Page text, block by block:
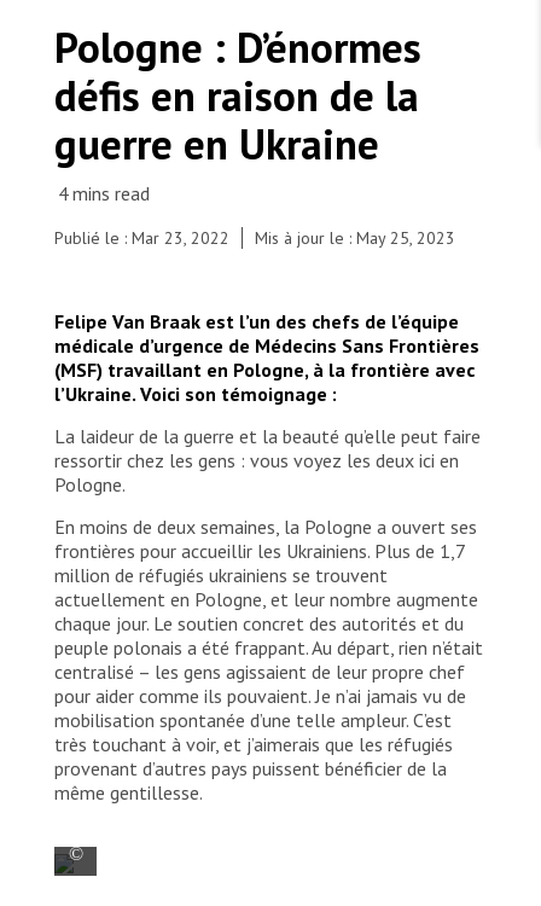
Les États négligent leur obligation de protéger les
personnes civiles et les services de santé en temps
de guerre
Urgence Ebola
Séismes au Venezuela : conséquences et intervention
de MSF
Dons des fondations
Partenariat d’entreprise
Les Amis de MSF
Devenez bénévoles au Canada
Travailler avec MSF
Travailler à l’étranger
Travailler au Canada
Nous recrutons : Logisticien ou logisticienne
technique
A man who has just crossed the Ukrainian border
into Poland pulls his luggage through the Medyka
border crossing. From Medyka, people can get
border crossing (as of 10 March) is very busy with
Polish and international volunteers. Piles of
donated clothes, blankets, toys, baby milk and pet
food line the entrance to the border. The border
point has people constantly arriving from and
departing back to Ukraine.
© Paweł Banaszczyk/MSF
Pologne : D’énormes
défis en raison de la
guerre en Ukraine
Publié le : Mar 23, 2022 Mis à jour le : May 25, 2023
Felipe Van Braak est l’un des chefs de l’équipe
médicale d’urgence de Médecins Sans Frontières
(MSF) travaillant en Pologne, à la frontière avec
l’Ukraine. Voici son témoignage :
La laideur de la guerre et la beauté qu’elle peut faire
ressortir chez les gens : vous voyez les deux ici en
Pologne.
En moins de deux semaines, la Pologne a ouvert ses
frontières pour accueillir les Ukrainiens. Plus de 1,7
million de réfugiés ukrainiens se trouvent
actuellement en Pologne, et leur nombre augmente
chaque jour. Le soutien concret des autorités et du
peuple polonais a été frappant. Au départ, rien n’était
centralisé – les gens agissaient de leur propre chef
pour aider comme ils pouvaient. Je n’ai jamais vu de
mobilisation spontanée d’une telle ampleur. C’est
très touchant à voir, et j’aimerais que les réfugiés
provenant d’autres pays puissent bénéficier de la
même gentillesse.